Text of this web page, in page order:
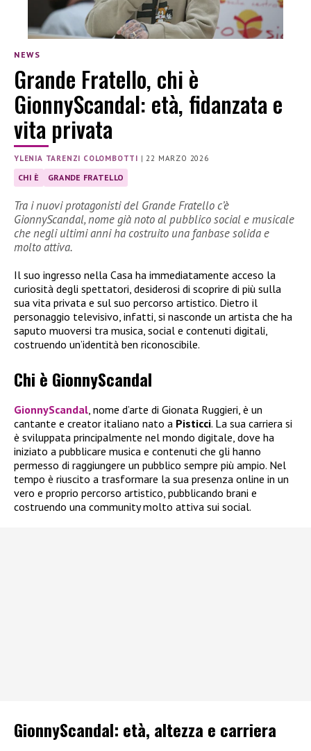
NEWS
Grande Fratello, chi è
GionnyScandal: età, fidanzata e
vita privata
YLENIA TARENZI COLOMBOTTI |22 MARZO 2026
CHI È GRANDE FRATELLO
Tra i nuovi protagonisti del Grande Fratello c’è
GionnyScandal, nome già noto al pubblico social e musicale
che negli ultimi anni ha costruito una fanbase solida e
molto attiva.
Il suo ingresso nella Casa ha immediatamente acceso la
curiosità degli spettatori, desiderosi di scoprire di più sulla
sua vita privata e sul suo percorso artistico. Dietro il
personaggio televisivo, infatti, si nasconde un artista che ha
saputo muoversi tra musica, social e contenuti digitali,
costruendo un’identità ben riconoscibile.
Chi è GionnyScandal
GionnyScandal, nome d’arte di Gionata Ruggieri, è un
cantante e creator italiano nato a Pisticci. La sua carriera si
è sviluppata principalmente nel mondo digitale, dove ha
iniziato a pubblicare musica e contenuti che gli hanno
permesso di raggiungere un pubblico sempre più ampio. Nel
tempo è riuscito a trasformare la sua presenza online in un
vero e proprio percorso artistico, pubblicando brani e
costruendo una community molto attiva sui social.
GionnyScandal: età, altezza e carriera